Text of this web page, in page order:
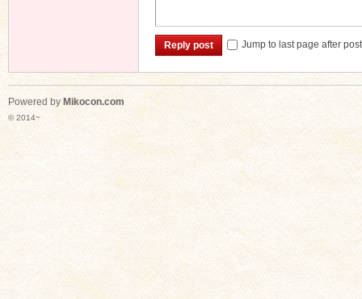
Reply post Jump to last page after
Powered by Mikocon.com
© 2014~